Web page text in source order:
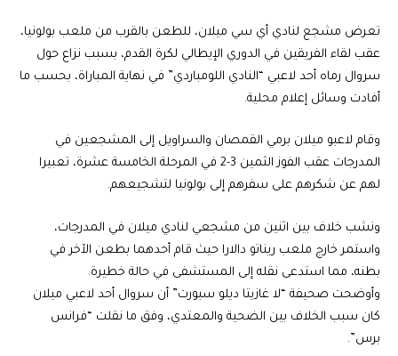
تعرض مشجع لنادي أي سي ميلان، للطعن بالقرب من ملعب بولونيا،
عقب لقاء الفريقين في الدوري الإيطالي لكرة القدم، بسبب نزاع حول
سروال رماه أحد لاعبي “النادي اللومباردي” في نهاية المباراة، بحسب ما
أفادت وسائل إعلام محلية.
وقام لاعبو ميلان برمي القمصان والسراويل إلى المشجعين في
المدرجات عقب الفوز الثمين 3-2 في المرحلة الخامسة عشرة، تعبيرا
لهم عن شكرهم على سفرهم إلى بولونيا لتشجيعهم.
ونشب خلاف بين اثنين من مشجعي لنادي ميلان في المدرجات،
واستمر خارج ملعب ريناتو دالارا حيث قام أحدهما بطعن الآخر في
بطنه، مما استدعى نقله إلى المستشفى في حالة خطيرة.
وأوضحت صحيفة “لا غازيتا ديلو سبورت” أن سروال أحد لاعبي ميلان
كان سبب الخلاف بين الضحية والمعتدي، وفق ما نقلت “فرانس
برس”.